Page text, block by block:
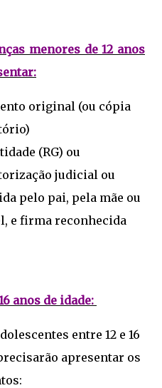
menores de 12 anos
original (ou cópia
(RG) ou
judicial ou
pelo pai, pela mãe ou
e firma reconhecida
anos de idade:
entre 12 e 16
apresentar os